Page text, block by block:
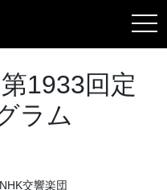
1933回定
ラム
交響楽団